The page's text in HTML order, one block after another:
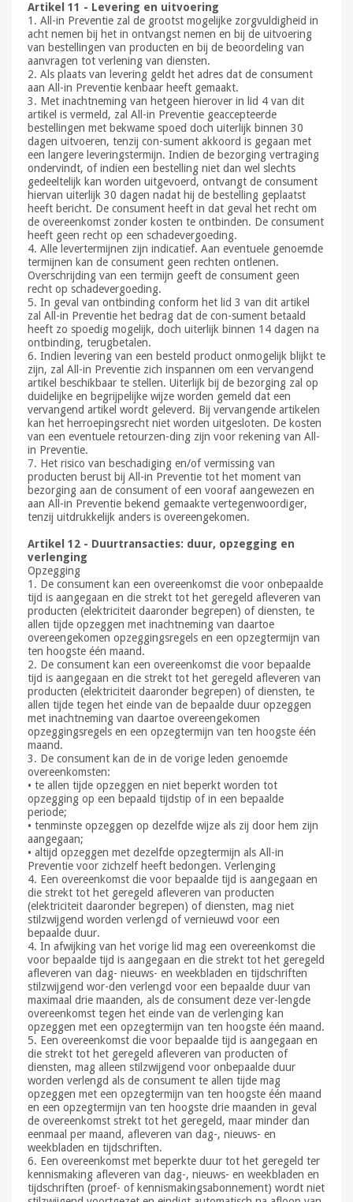
Artikel 11 - Levering en uitvoering
1. All-in Preventie zal de grootst mogelijke zorgvuldigheid in
acht nemen bij het in ontvangst nemen en bij de uitvoering
van bestellingen van producten en bij de beoordeling van
aanvragen tot verlening van diensten.
2. Als plaats van levering geldt het adres dat de consument
aan All-in Preventie kenbaar heeft gemaakt.
3. Met inachtneming van hetgeen hierover in lid 4 van dit
artikel is vermeld, zal All-in Preventie geaccepteerde
bestellingen met bekwame spoed doch uiterlijk binnen 30
dagen uitvoeren, tenzij con-sument akkoord is gegaan met
een langere leveringstermijn. Indien de bezorging vertraging
ondervindt, of indien een bestelling niet dan wel slechts
gedeeltelijk kan worden uitgevoerd, ontvangt de consument
hiervan uiterlijk 30 dagen nadat hij de bestelling geplaatst
heeft bericht. De consument heeft in dat geval het recht om
de overeenkomst zonder kosten te ontbinden. De consument
heeft geen recht op een schadevergoeding.
4. Alle levertermijnen zijn indicatief. Aan eventuele genoemde
termijnen kan de consument geen rechten ontlenen.
Overschrijding van een termijn geeft de consument geen
recht op schadevergoeding.
5. In geval van ontbinding conform het lid 3 van dit artikel
zal All-in Preventie het bedrag dat de con-sument betaald
heeft zo spoedig mogelijk, doch uiterlijk binnen 14 dagen na
ontbinding, terugbetalen.
6. Indien levering van een besteld product onmogelijk blijkt te
zijn, zal All-in Preventie zich inspannen om een vervangend
artikel beschikbaar te stellen. Uiterlijk bij de bezorging zal op
duidelijke en begrijpelijke wijze worden gemeld dat een
vervangend artikel wordt geleverd. Bij vervangende artikelen
kan het herroepingsrecht niet worden uitgesloten. De kosten
van een eventuele retourzen-ding zijn voor rekening van All-
in Preventie.
7. Het risico van beschadiging en/of vermissing van
producten berust bij All-in Preventie tot het moment van
bezorging aan de consument of een vooraf aangewezen en
aan All-in Preventie bekend gemaakte vertegenwoordiger,
tenzij uitdrukkelijk anders is overeengekomen.
Artikel 12 - Duurtransacties: duur, opzegging en
verlenging
Opzegging
1. De consument kan een overeenkomst die voor onbepaalde
tijd is aangegaan en die strekt tot het geregeld afleveren van
producten (elektriciteit daaronder begrepen) of diensten, te
allen tijde opzeggen met inachtneming van daartoe
overeengekomen opzeggingsregels en een opzegtermijn van
ten hoogste één maand.
2. De consument kan een overeenkomst die voor bepaalde
tijd is aangegaan en die strekt tot het geregeld afleveren van
producten (elektriciteit daaronder begrepen) of diensten, te
allen tijde tegen het einde van de bepaalde duur opzeggen
met inachtneming van daartoe overeengekomen
opzeggingsregels en een opzegtermijn van ten hoogste één
maand.
3. De consument kan de in de vorige leden genoemde
overeenkomsten:
• te allen tijde opzeggen en niet beperkt worden tot
opzegging op een bepaald tijdstip of in een bepaalde
periode;
• tenminste opzeggen op dezelfde wijze als zij door hem zijn
aangegaan;
• altijd opzeggen met dezelfde opzegtermijn als All-in
Preventie voor zichzelf heeft bedongen. Verlenging
4. Een overeenkomst die voor bepaalde tijd is aangegaan en
die strekt tot het geregeld afleveren van producten
(elektriciteit daaronder begrepen) of diensten, mag niet
stilzwijgend worden verlengd of vernieuwd voor een
bepaalde duur.
4. In afwijking van het vorige lid mag een overeenkomst die
voor bepaalde tijd is aangegaan en die strekt tot het geregeld
afleveren van dag- nieuws- en weekbladen en tijdschriften
stilzwijgend wor-den verlengd voor een bepaalde duur van
maximaal drie maanden, als de consument deze ver-lengde
overeenkomst tegen het einde van de verlenging kan
opzeggen met een opzegtermijn van ten hoogste één maand.
5. Een overeenkomst die voor bepaalde tijd is aangegaan en
die strekt tot het geregeld afleveren van producten of
diensten, mag alleen stilzwijgend voor onbepaalde duur
worden verlengd als de consument te allen tijde mag
opzeggen met een opzegtermijn van ten hoogste één maand
en een opzegtermijn van ten hoogste drie maanden in geval
de overeenkomst strekt tot het geregeld, maar minder dan
eenmaal per maand, afleveren van dag-, nieuws- en
weekbladen en tijdschriften.
6. Een overeenkomst met beperkte duur tot het geregeld ter
kennismaking afleveren van dag-, nieuws- en weekbladen en
tijdschriften (proef- of kennismakingsabonnement) wordt niet